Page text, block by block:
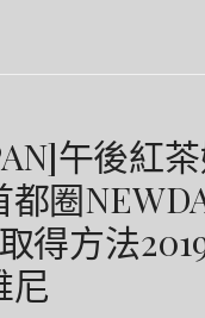
午後紅
圈
得方法
尼